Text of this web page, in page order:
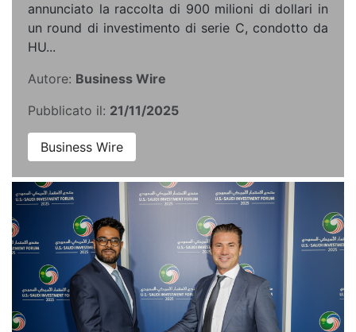
annunciato la raccolta di 900 milioni di dollari in
un round di investimento di serie C, condotto da
HU...
Autore: Business Wire
Pubblicato il: 21/11/2025
Business Wire